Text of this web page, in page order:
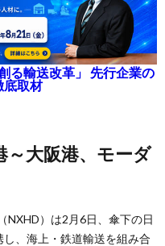
る輸送改革」 先行企業の
底取材
NXHD）は2月6日、傘下の日
、海上・鉄道輸送を組み合